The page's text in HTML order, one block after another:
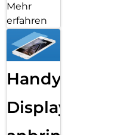
Mehr
erfahren
Handy
Displayfolie